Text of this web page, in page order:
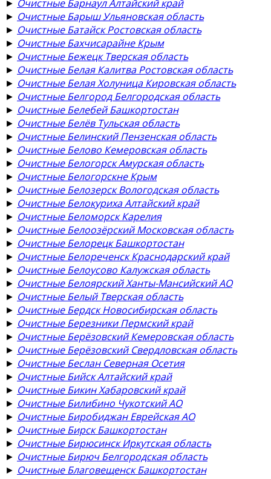
► Очистные Барнаул Алтайский край
► Очистные Барыш Ульяновская область
► Очистные Батайск Ростовская область
► Очистные Бахчисарайне Крым
► Очистные Бежецк Тверская область
► Очистные Белая Калитва Ростовская область
► Очистные Белая Холуница Кировская область
► Очистные Белгород Белгородская область
► Очистные Белебей Башкортостан
► Очистные Белёв Тульская область
► Очистные Белинский Пензенская область
► Очистные Белово Кемеровская область
► Очистные Белогорск Амурская область
► Очистные Белогорскне Крым
► Очистные Белозерск Вологодская область
► Очистные Белокуриха Алтайский край
► Очистные Беломорск Карелия
► Очистные Белоозёрский Московская область
► Очистные Белорецк Башкортостан
► Очистные Белореченск Краснодарский край
► Очистные Белоусово Калужская область
► Очистные Белоярский Ханты-Мансийский АО
► Очистные Белый Тверская область
► Очистные Бердск Новосибирская область
► Очистные Березники Пермский край
► Очистные Берёзовский Кемеровская область
► Очистные Берёзовский Свердловская область
► Очистные Беслан Северная Осетия
► Очистные Бийск Алтайский край
► Очистные Бикин Хабаровский край
► Очистные Билибино Чукотский АО
► Очистные Биробиджан Еврейская АО
► Очистные Бирск Башкортостан
► Очистные Бирюсинск Иркутская область
► Очистные Бирюч Белгородская область
► Очистные Благовещенск Башкортостан